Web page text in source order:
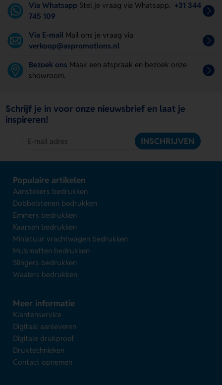
Via Whatsapp Stel je vraag via Whatsapp. +31 344
745 109
Via E-mail Mail ons je vraag via
verkoop@aspromotions.nl
Bezoek ons Maak een afspraak en bezoek onze
showroom.
Schrijf je in voor onze nieuwsbrief en laat je
inspireren!
INSCHRIJVEN
Populaire artikelen
Aanstekers bedrukken
Dobbelstenen bedrukken
Emmers bedrukken
Kaarsen bedrukken
Miniatuur vrachtwagen bedrukken
Muismatten bedrukken
Slingers bedrukken
Waaiers bedrukken
Meer informatie
Klantenservice
Digitaal aanleveren
Digitale drukproef
Druktechnieken
Contact opnemen